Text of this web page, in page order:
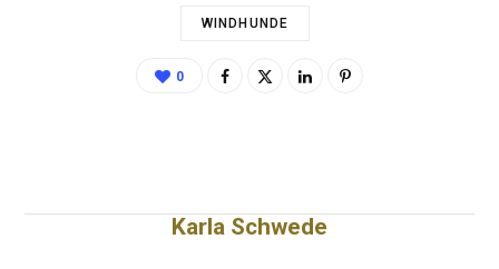
WINDHUNDE
0
Karla Schwede